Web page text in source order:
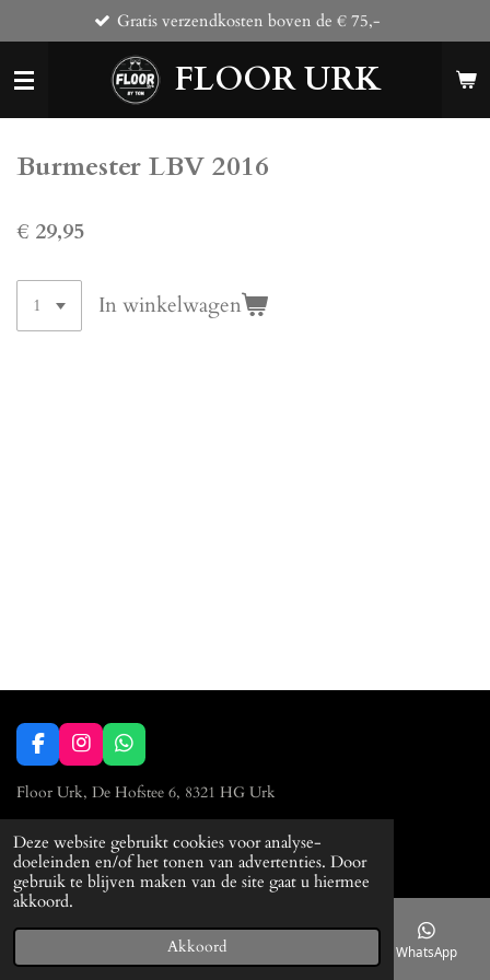
Deze website gebruikt cookies voor analyse-
doeleinden en/of het tonen van advertenties. Door
gebruik te blijven maken van de site gaat u hiermee
akkoord.
Akkoord
direct
naar
de
hoofdinhoud
FLOOR URK
Gratis verzendkosten boven de € 75,-
Burmester LBV 2016
€ 29,95
In winkelwagen
F
a
c
o
o
k
I
n
s
g
r
a
W
h
a
s
A
p
p
Floor Urk, De Hofstee 6, 8321 HG Urk
0527 23 90 86
© 2023 Floor Urk
Telefoonnummer WhatsApp